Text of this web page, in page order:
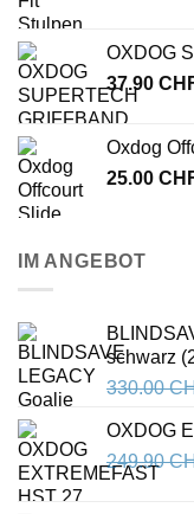
OXDOG
37.90
Oxdog
25.00
IM ANGEBOT
schwarz
330.00
OXDOG
249.90